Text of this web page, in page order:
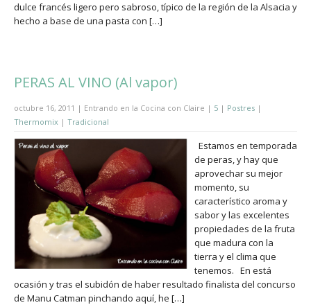
dulce francés ligero pero sabroso, típico de la región de la Alsacia y
hecho a base de una pasta con […]
PERAS AL VINO (Al vapor)
octubre 16, 2011 | Entrando en la Cocina con Claire | 5 | Postres |
Thermomix | Tradicional
Estamos en temporada
de peras, y hay que
aprovechar su mejor
momento, su
característico aroma y
sabor y las excelentes
propiedades de la fruta
que madura con la
tierra y el clima que
tenemos. En está
ocasión y tras el subidón de haber resultado finalista del concurso
de Manu Catman pinchando aquí, he […]